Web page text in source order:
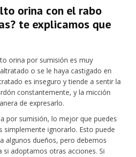
orina con el rabo
te explicamos que
orina por sumisión es muy
o se le haya castigado en
es inseguro y tiende a sentir la
constantemente, y la micción
de expresarlo.
por sumisión, lo mejor que puedes
simplemente ignorarlo. Esto puede
algunos dueños, pero debemos
si adoptamos otras acciones. Si